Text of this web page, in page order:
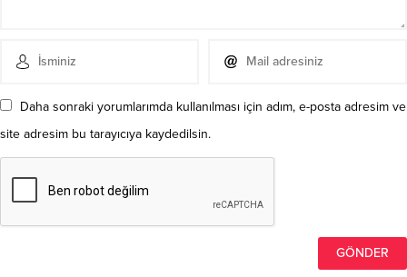
Daha sonraki yorumlarımda kullanılması için adım, e-posta adresim ve
site adresim bu tarayıcıya kaydedilsin.